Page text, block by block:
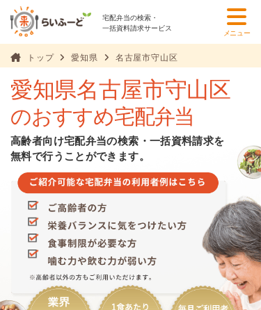
宅配弁当の検索・
一括資料請求サービス
メニュー
トップ 愛知県 名古屋市守山区
愛知県名古屋市守山区
のおすすめ宅配弁当
高齢者向け宅配弁当の検索・一括資料請求を
無料で行うことができます。